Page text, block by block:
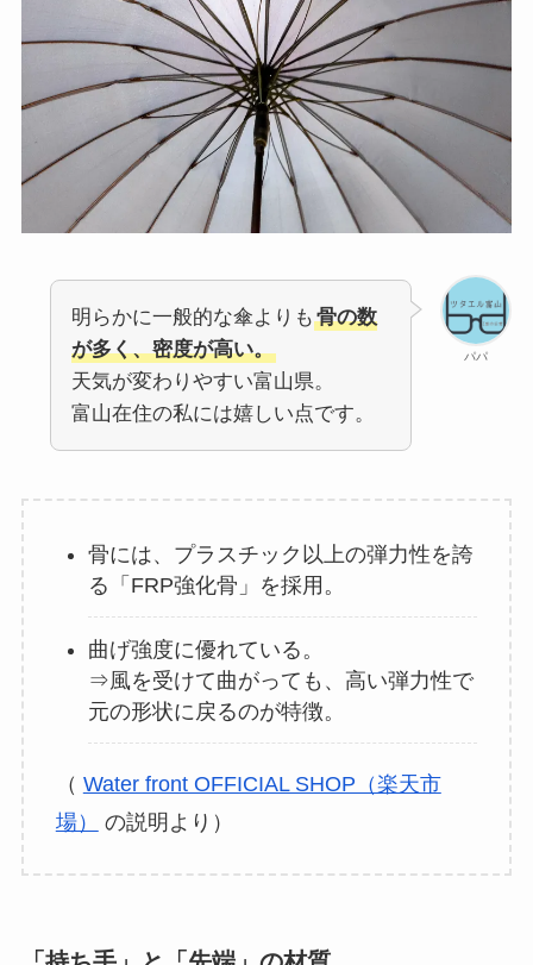
パパ
明らかに一般的な傘よりも 骨の数
が多く、密度が高い。
天気が変わりやすい富山県。
富山在住の私には嬉しい点です。
骨には、プラスチック以上の弾力性を誇
る「FRP強化骨」を採用。
曲げ強度に優れている。
⇒風を受けて曲がっても、高い弾力性で
元の形状に戻るのが特徴。
（ Water front OFFICIAL SHOP（楽天市
場）
の説明より）